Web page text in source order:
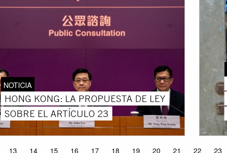
NOTICIA
HONG KONG: LA PROPUESTA DE LEY
SOBRE EL ARTÍCULO 23
13 14 15 16 17 18 19 20 21 22 23